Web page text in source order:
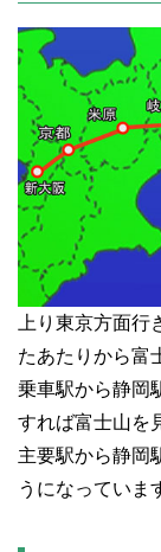
上り東京方面
たあたりから富
乗車駅から静岡
すれば富士山を
主要駅から静岡
うになっていま